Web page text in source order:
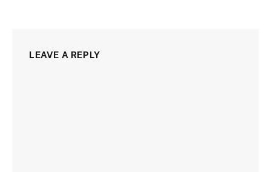
LEAVE A REPLY